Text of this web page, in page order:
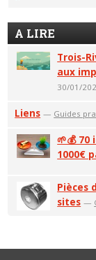
A LIRE
Trois-
aux
30/01/
Liens — Guides
🌱💰
1000€
Pièces
sites —